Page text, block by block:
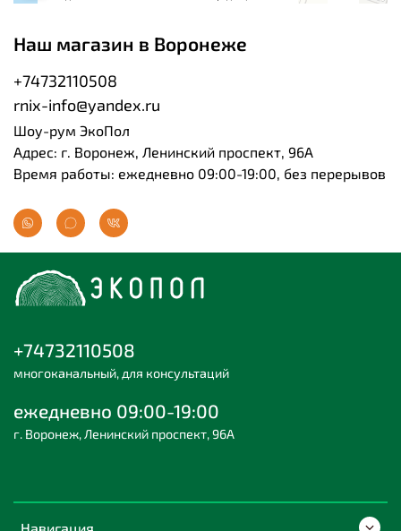
Наш магазин в Воронеже
+74732110508
rnix-info@yandex.ru
Шоу-рум ЭкоПол
Адрес: г. Воронеж, Ленинский проспект, 96А
Время работы: ежедневно 09:00-19:00, без перерывов
+74732110508
многоканальный, для консультаций
ежедневно 09:00-19:00
г. Воронеж, Ленинский проспект, 96А